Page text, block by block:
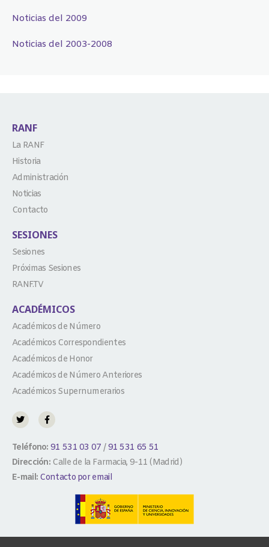
Noticias del 2009
Noticias del 2003-2008
RANF
La RANF
Historia
Administración
Noticias
Contacto
SESIONES
Sesiones
Próximas Sesiones
RANF.TV
ACADÉMICOS
Académicos de Número
Académicos Correspondientes
Académicos de Honor
Académicos de Número Anteriores
Académicos Supernumerarios
Teléfono: 91 531 03 07 /91 531 65 51
Dirección: Calle de la Farmacia, 9-11 (Madrid)
E-mail: Contacto por email